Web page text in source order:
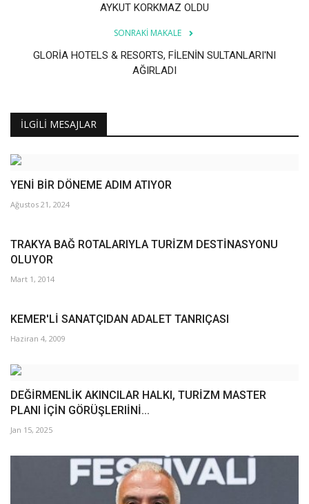
AYKUT KORKMAZ OLDU
SONRAKI MAKALE
GLORİA HOTELS & RESORTS, FİLENİN SULTANLARI'NI
AĞIRLADI
İLGILI MESAJLAR
YENİ BİR DÖNEME ADIM ATIYOR
Ağustos 21, 2024
TRAKYA BAĞ ROTALARIYLA TURİZM DESTİNASYONU
OLUYOR
Mart 1, 2014
KEMER'Lİ SANATÇIDAN ADALET TANRIÇASI
Haziran 4, 2009
DEĞİRMENLİK AKINCILAR HALKI, TURİZM MASTER
PLANI İÇİN GÖRÜŞLERIİNİ...
Jan 15, 2025